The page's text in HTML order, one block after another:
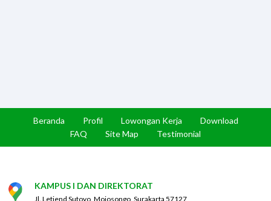
Beranda Profil Lowongan Kerja
Download
FAQ
Site Map Testimonial
KAMPUS I DAN DIREKTORAT
Jl. Letjend Sutoyo, Mojosongo, Surakarta 57127